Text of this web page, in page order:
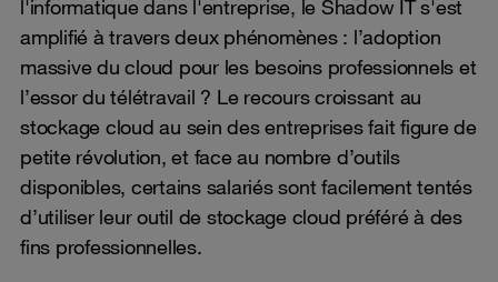
l'informatique dans l'entreprise, le Shadow IT s'est
amplifié à travers deux phénomènes : l’adoption
massive du cloud pour les besoins professionnels et
l’essor du télétravail ? Le recours croissant au
stockage cloud au sein des entreprises fait figure de
petite révolution, et face au nombre d’outils
disponibles, certains salariés sont facilement tentés
d’utiliser leur outil de stockage cloud préféré à des
fins professionnelles.